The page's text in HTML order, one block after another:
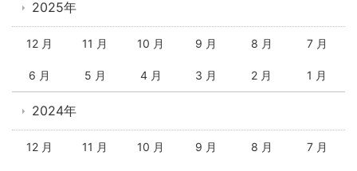
2025年
12 月 11 月 10 月 9 月 8 月 7 月
6 月 5 月 4 月 3 月 2 月 1 月
2024年
12 月 11 月 10 月 9 月 8 月 7 月